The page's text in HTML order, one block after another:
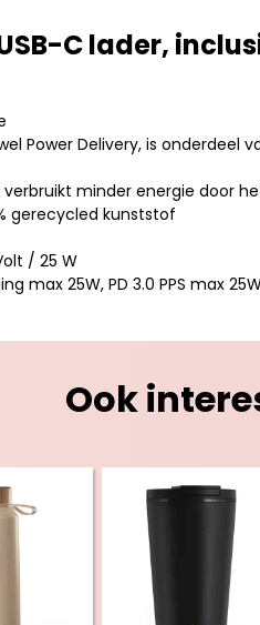
C lader,
Power Delivery, is onderdeel
verbruikt minder energie door
gerecycled kunststof
/ 25 W
max 25W, PD 3.0 PPS max
Ook